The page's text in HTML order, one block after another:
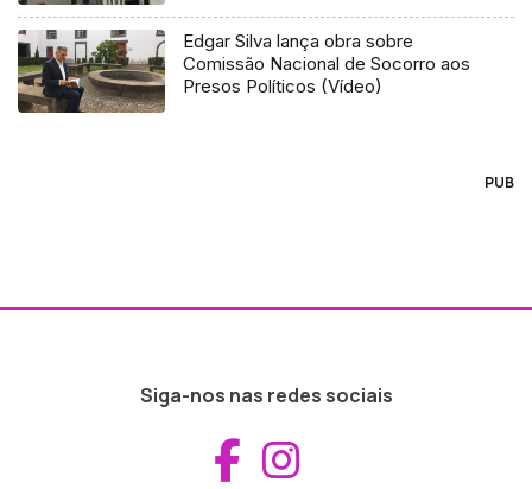
Edgar Silva lança obra sobre
Comissão Nacional de Socorro aos
Presos Políticos (Vídeo)
PUB
Siga-nos nas redes sociais
Aceder ao